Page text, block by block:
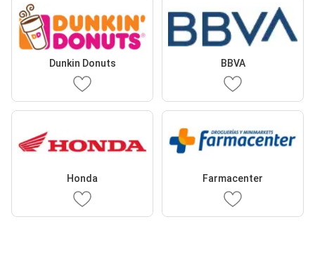
Dunkin Donuts BBVA
Honda Farmacenter